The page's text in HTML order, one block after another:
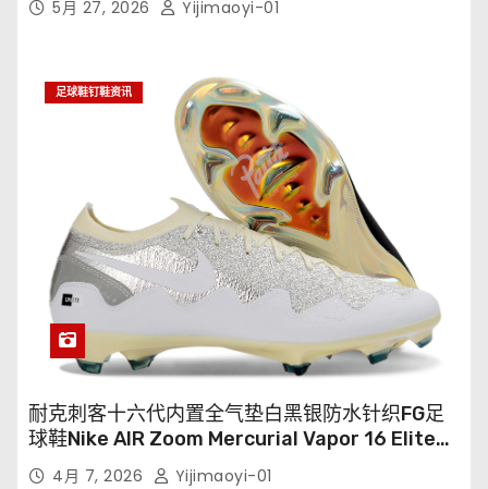
5月 27, 2026 Yijimaoyi-01
足球鞋钉鞋资讯
耐克刺客十六代内置全气垫白黑银防水针织FG足
球鞋Nike AIR Zoom Mercurial Vapor 16 Elite
XXV FG35-45
4月 7, 2026 Yijimaoyi-01